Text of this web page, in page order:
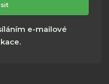
e-mailové